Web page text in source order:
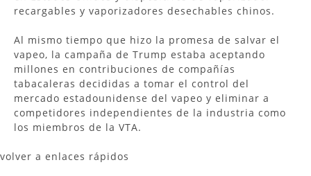
recargables y vaporizadores desechables chinos.
Al mismo tiempo que hizo la promesa de salvar el
vapeo, la campaña de Trump estaba aceptando
millones en contribuciones de compañías
tabacaleras decididas a tomar el control del
mercado estadounidense del vapeo y eliminar a
competidores independientes de la industria como
los miembros de la VTA.
volver a enlaces rápidos